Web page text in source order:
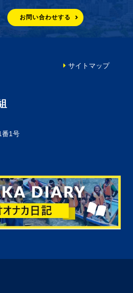
お問い合わせする
番1号
サイトマップ